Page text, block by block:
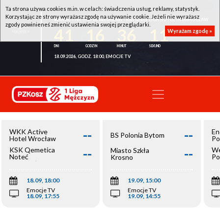
WKK ACTIVE HOTEL WROCŁAW - KSK QEMETICA NOTEĆ INOWROCŁAW
11
18.09.2026, GODZ. 18:00, EMOCJE TV
WKK Active
Hotel Wrocław
--
KSK Qemetica
Noteć
Inowrocław
--
18.09, 18:00
Emocje TV
18.09, 17:55
BS Polonia Bytom --
Miasto Szkła
Krosno
--
19.09, 15:00
Emocje TV
19.09, 14:55
Ta strona używa cookies m.in. w celach: świadczenia usług, reklamy, statystyk.
Korzystając ze strony wyrażasz zgodę na używanie cookie. Jeżeli nie wyrażasz
zgody powinieneś zmienić ustawienia swojej przeglądarki.
Wyrażam zgodę »